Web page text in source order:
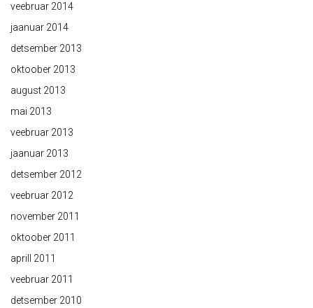
veebruar 2014
jaanuar 2014
detsember 2013
oktoober 2013
august 2013
mai 2013
veebruar 2013
jaanuar 2013
detsember 2012
veebruar 2012
november 2011
oktoober 2011
aprill 2011
veebruar 2011
detsember 2010